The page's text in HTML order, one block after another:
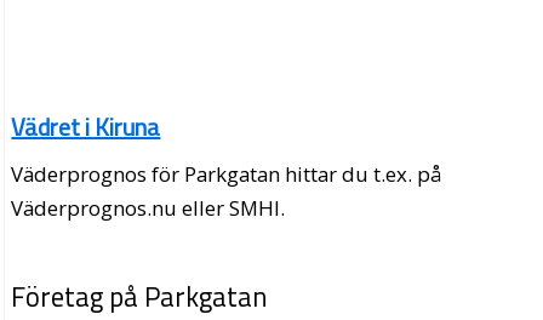
Vädret i Kiruna
Väderprognos för Parkgatan hittar du t.ex. på
Väderprognos.nu eller SMHI.
Företag på Parkgatan